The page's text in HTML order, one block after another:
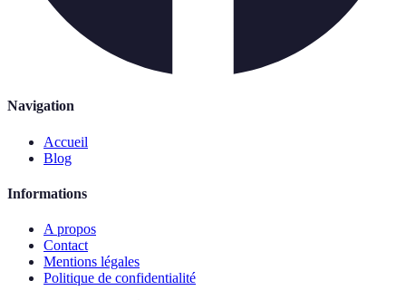
Navigation
Accueil
Blog
Informations
A propos
Contact
Mentions légales
Politique de confidentialité